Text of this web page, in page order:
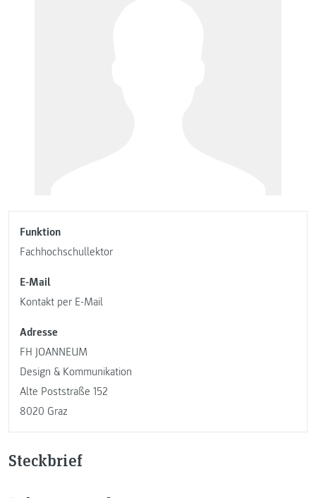
Funktion
Fachhochschullektor
E-Mail
Kontakt per E-Mail
Adresse
FH JOANNEUM
Design & Kommunikation
Alte Poststraße 152
8020 Graz
Steckbrief